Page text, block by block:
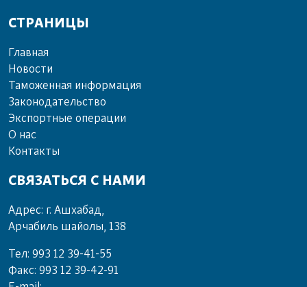
СТРАНИЦЫ
Главная
Новости
Таможенная информация
Законодательство
Экспортные операции
О нас
Контакты
СВЯЗАТЬСЯ С НАМИ
Адрес: г. Ашхабад,
Арчабиль шайолы, 138
Тел: 993 12 39-41-55
Факс: 993 12 39-42-91